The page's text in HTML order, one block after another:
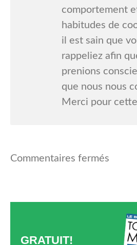
comportement
habitudes de
il est sain que
rappeliez afin
prenions
que nous nous
Merci pour
Commentaires fermés
GRATUIT!